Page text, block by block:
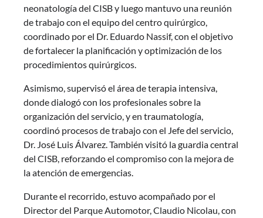
neonatología del CISB y luego mantuvo una reunión
de trabajo con el equipo del centro quirúrgico,
coordinado por el Dr. Eduardo Nassif, con el objetivo
de fortalecer la planificación y optimización de los
procedimientos quirúrgicos.
Asimismo, supervisó el área de terapia intensiva,
donde dialogó con los profesionales sobre la
organización del servicio, y en traumatología,
coordinó procesos de trabajo con el Jefe del servicio,
Dr. José Luis Álvarez. También visitó la guardia central
del CISB, reforzando el compromiso con la mejora de
la atención de emergencias.
Durante el recorrido, estuvo acompañado por el
Director del Parque Automotor, Claudio Nicolau, con